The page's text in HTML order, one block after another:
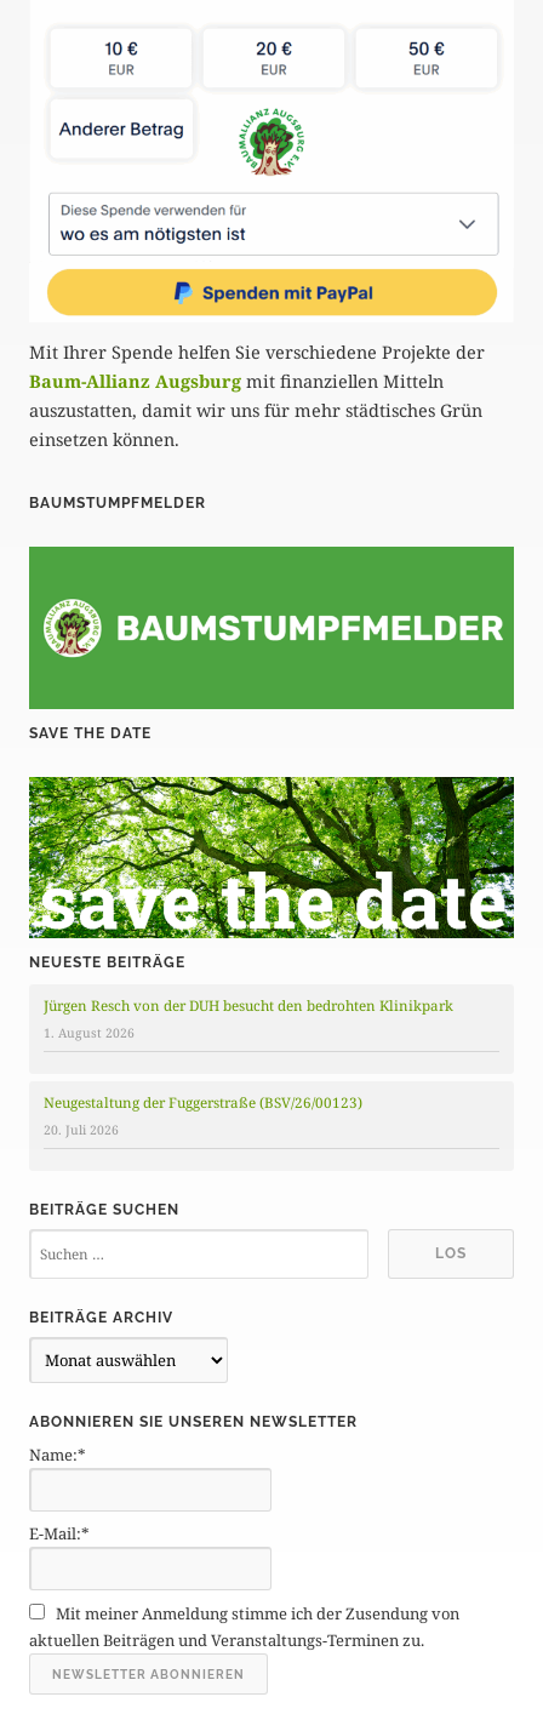
Mit Ihrer Spende helfen Sie verschiedene Projekte der
Baum-Allianz Augsburg mit finanziellen Mitteln
auszustatten, damit wir uns für mehr städtisches Grün
einsetzen können.
BAUMSTUMPFMELDER
SAVE THE DATE
NEUESTE BEITRÄGE
Jürgen Resch von der DUH besucht den bedrohten Klinikpark
1. August 2026
Neugestaltung der Fuggerstraße (BSV/26/00123)
20. Juli 2026
BEITRÄGE SUCHEN
BEITRÄGE ARCHIV
e
t
r
g
e
r
c
h
v
ABONNIEREN SIE UNSEREN NEWSLETTER
Name:*
E-Mail:*
Mit meiner Anmeldung stimme ich der Zusendung von
aktuellen Beiträgen und Veranstaltungs-Terminen zu.